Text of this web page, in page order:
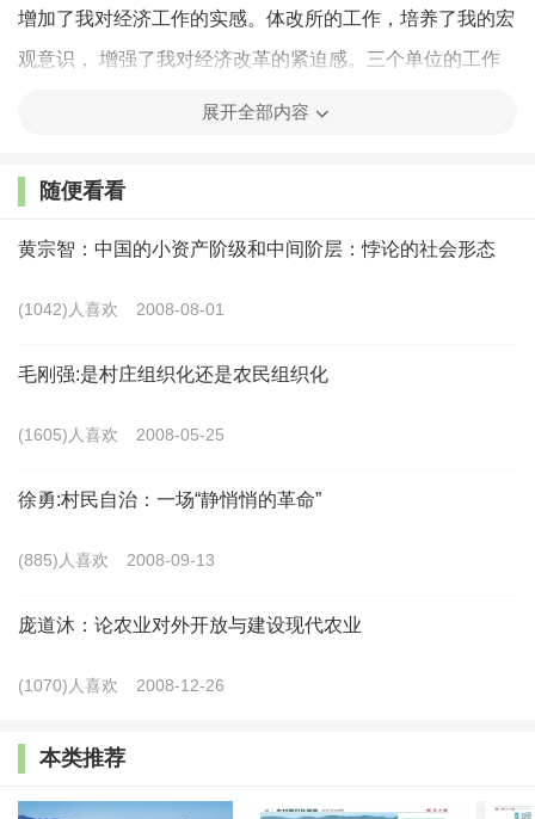
增加了我对经济工作的实感。体改所的工作，培养了我的宏
观意识， 增强了我对经济改革的紧迫感。三个单位的工作
对我有两大影响:一 是能够从城乡联系的角度来看待农村发
题。用现在的话来说，就是工农互促、城乡互补。
在 40 年的工作经历中，有一个经验对我很有益处，那
五年的工作总结等，都不是只讲成绩，更多是讲自己的体
会。我认为，任何事情的发展都是一样的，成功定有成功的
训。比如，从 1991 年我到农研中心工作以来，每隔三五年
出来与大家进行交流讨论，也是对过去几年研究工作进行自
议文件和领导同志讲话，这在“三农”领域的研究者中是不多
见的。宋教授，您在参与起草文件和讲话的过程中，有哪些
展开全部内容
随便看看
黄宗智：中国的小资产阶级和中间阶层：悖论的社会形态
(1042)人喜欢 2008-08-01
毛刚强:是村庄组织化还是农民组织化
(1605)人喜欢 2008-05-25
徐勇:村民自治：一场“静悄悄的革命”
(885)人喜欢 2008-09-13
庞道沐：论农业对外开放与建设现代农业
(1070)人喜欢 2008-12-26
本类推荐